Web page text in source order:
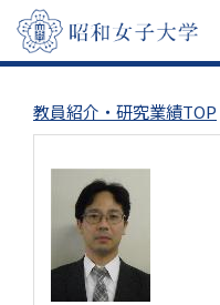
教員紹介・研究業績TOP